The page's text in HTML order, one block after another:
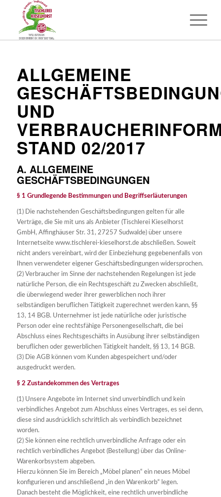
ALLGEMEINE
UND
STAND 02/2017
A. ALLGEMEINE
GESCHÄFTSBEDINGUNGEN
§ 1 Grundlegende Bestimmungen und Begriffserläuterungen
(1) Die nachstehenden Geschäftsbedingungen gelten für alle
Verträge, die Sie mit uns als Anbieter (Tischlerei Kieselhorst
GmbH, Affinghäuser Str. 31, 27257 Sudwalde) über unsere
Internetseite www.tischlerei-kieselhorst.de abschließen. Soweit
nicht anders vereinbart, wird der Einbeziehung gegebenenfalls von
Ihnen verwendeter eigener Geschäftsbedingungen widersprochen.
(2) Verbraucher im Sinne der nachstehenden Regelungen ist jede
natürliche Person, die ein Rechtsgeschäft zu Zwecken abschließt,
die überwiegend weder ihrer gewerblichen noch ihrer
selbständigen beruflichen Tätigkeit zugerechnet werden kann, §§
13, 14 BGB. Unternehmer ist jede natürliche oder juristische
Person oder eine rechtsfähige Personengesellschaft, die bei
Abschluss eines Rechtsgeschäfts in Ausübung ihrer selbständigen
beruflichen oder gewerblichen Tätigkeit handelt, §§ 13, 14 BGB.
(3) Die AGB können vom Kunden abgespeichert und/oder
ausgedruckt werden.
§ 2 Zustandekommen des Vertrages
(1) Unsere Angebote im Internet sind unverbindlich und kein
verbindliches Angebot zum Abschluss eines Vertrages, es sei denn,
diese sind ausdrücklich schriftlich als verbindlich bezeichnet
worden.
(2) Sie können eine rechtlich unverbindliche Anfrage oder ein
rechtlich verbindliches Angebot (Bestellung) über das Online-
Warenkorbsystem abgeben.
Hierzu können Sie im Bereich „Möbel planen“ ein neues Möbel
konfigurieren und anschließend „in den Warenkorb“ legen.
Danach besteht die Möglichkeit, eine rechtlich unverbindliche